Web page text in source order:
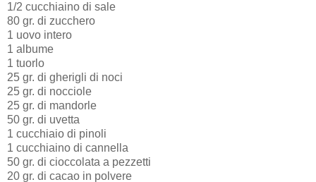
1/2 cucchiaino di sale
80 gr. di zucchero
1 uovo intero
1 albume
1 tuorlo
25 gr. di gherigli di noci
25 gr. di nocciole
25 gr. di mandorle
50 gr. di uvetta
1 cucchiaio di pinoli
1 cucchiaino di cannella
50 gr. di cioccolata a pezzetti
20 gr. di cacao in polvere